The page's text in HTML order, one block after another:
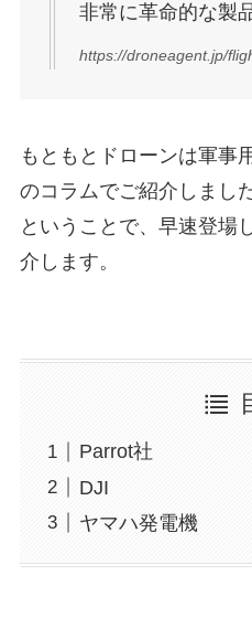
非常に革命的な製
https://droneagent.jp/
もともとドローンは軍事
のコラムでご紹介しまし
ということで、早速登場
介します。
Parrot社
DJI
ヤマハ発電機